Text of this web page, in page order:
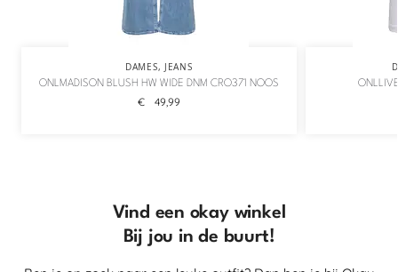
DAMES, JEANS
ONLMADISON BLUSH HW WIDE DNM CRO371 NOOS
€ 49,99
Vind een okay winkel
Bij jou in de buurt!